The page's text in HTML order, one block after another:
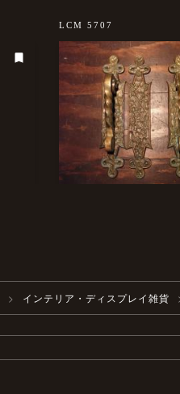
LCM 5707
インテリア・ディスプレイ雑貨